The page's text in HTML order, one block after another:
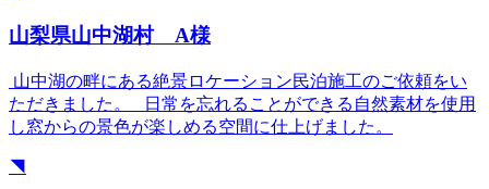
山梨県山中湖村 A様
山中湖の畔にある絶景ロケーション民泊施工のご依頼をい
ただきました。 日常を忘れることができる自然素材を使用
し窓からの景色が楽しめる空間に仕上げました。
◥